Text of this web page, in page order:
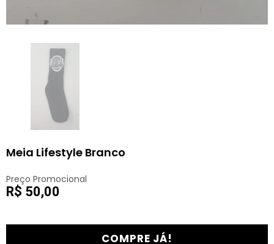
Meia Lifestyle Branco
Preço Promocional
R$ 50,00